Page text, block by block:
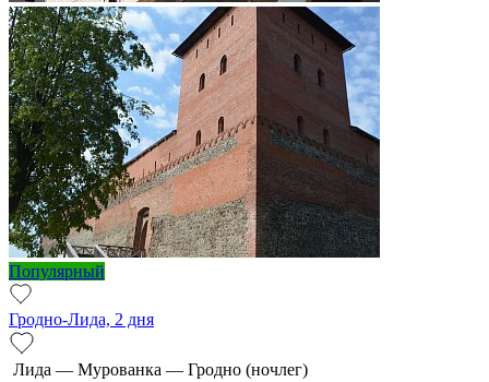
Популярный
Гродно-Лида, 2 дня
Ли­да — Мурованка — Грод­но (ночлег)